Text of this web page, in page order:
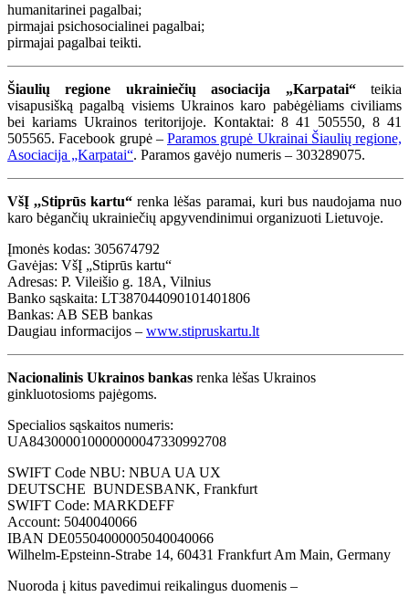
humanitarinei pagalbai;
pirmajai psichosocialinei pagalbai;
pirmajai pagalbai teikti.
Šiaulių regione ukrainiečių asociacija „Karpatai“teikia
visapusišką pagalbą visiems Ukrainos karo pabėgėliams civiliams
bei kariams Ukrainos teritorijoje. Kontaktai: 8 41 505550, 8 41
505565. Facebook grupė – Paramos grupė Ukrainai Šiaulių regione,
Asociacija „Karpatai“. Paramos gavėjo numeris – 303289075.
VšĮ ,,Stiprūs kartu“ renka lėšas paramai, kuri bus naudojama nuo
karo bėgančių ukrainiečių apgyvendinimui organizuoti Lietuvoje.
Įmonės kodas: 305674792
Gavėjas: VšĮ „Stiprūs kartu“
Adresas: P. Vileišio g. 18A, Vilnius
Banko sąskaita: LT387044090101401806
Bankas: AB SEB bankas
Daugiau informacijos – www.stipruskartu.lt
Nacionalinis Ukrainos bankas renka lėšas Ukrainos
ginkluotosioms pajėgoms.
Specialios sąskaitos numeris:
UA843000010000000047330992708
SWIFT Code NBU: NBUA UA UX
DEUTSCHE BUNDESBANK, Frankfurt
SWIFT Code: MARKDEFF
Account: 5040040066
IBAN DE05504000005040040066
Wilhelm-Epsteinn-Strabe 14, 60431 Frankfurt Am Main, Germany
Nuoroda į kitus pavedimui reikalingus duomenis –